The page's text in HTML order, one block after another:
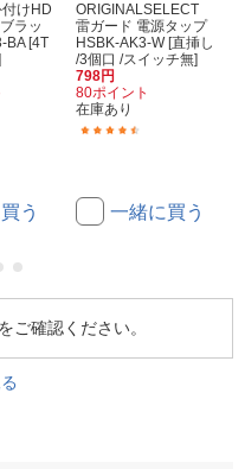
けHD
ラッ
BA [4T
う
ORIGINALSELECT
雷ガード 電源タップ
HSBK-AK3-W [直挿し
/3個口 /スイッチ無]
798円
80ポイント
在庫あり
一緒に買う
ご確認ください。